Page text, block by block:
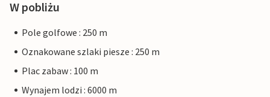
W pobliżu
Pole golfowe : 250 m
Oznakowane szlaki piesze : 250 m
Plac zabaw : 100 m
Wynajem lodzi : 6000 m